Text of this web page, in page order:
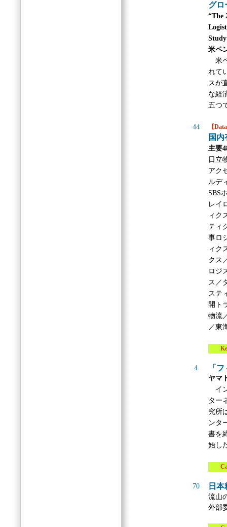
グロ
“The
米ペ
米
れて
スが
な経
五つ
44 【
国
主要
日立
アク
ルデ
SBS
レイ
ィク
ティ
事ロ
ィク
クス
ロジ
ス／
ステ
開ト
物流
／東
Key
4 「
ヤマ
イ
ター
究所
ンタ
書を
始し
70 日
流山
外部